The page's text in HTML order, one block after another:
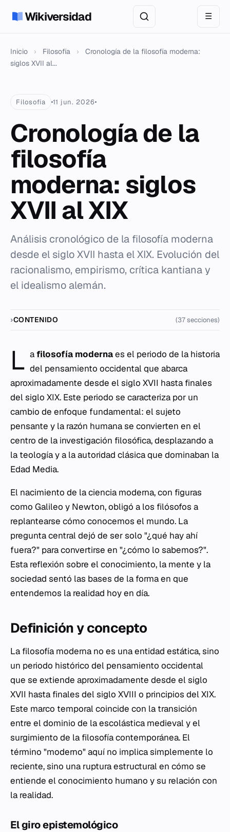
Wikiversidad ☰
Inicio › Filosofía ›
Cronología de la filosofía moderna:
siglos XVII al...
Filosofía 11 jun. 2026
Cronología de la
filosofía
moderna: siglos
XVII al XIX
Análisis cronológico de la filosofía moderna
desde el siglo XVII hasta el XIX. Evolución del
racionalismo, empirismo, crítica kantiana y
el idealismo alemán.
CONTENIDO (37 secciones)
L afilosofía modernaes el periodo de la historia
del pensamiento occidental que abarca
aproximadamente desde el siglo XVII hasta finales
del siglo XIX. Este periodo se caracteriza por un
cambio de enfoque fundamental: el sujeto
pensante y la razón humana se convierten en el
centro de la investigación filosófica, desplazando a
la teología y a la autoridad clásica que dominaban la
Edad Media.
El nacimiento de la ciencia moderna, con figuras
como Galileo y Newton, obligó a los filósofos a
replantearse cómo conocemos el mundo. La
pregunta central dejó de ser solo "¿qué hay ahí
fuera?" para convertirse en "¿cómo lo sabemos?".
Esta reflexión sobre el conocimiento, la mente y la
sociedad sentó las bases de la forma en que
entendemos la realidad hoy en día.
Definición y concepto
La filosofía moderna no es una entidad estática, sino
un periodo histórico del pensamiento occidental
que se extiende aproximadamente desde el siglo
XVII hasta finales del siglo XVIII o principios del XIX.
Este marco temporal coincide con la transición
entre el dominio de la escolástica medieval y el
surgimiento de la filosofía contemporánea. El
término "moderno" aquí no implica simplemente lo
reciente, sino una ruptura estructural en cómo se
entiende el conocimiento humano y su relación con
la realidad.
El giro epistemológico